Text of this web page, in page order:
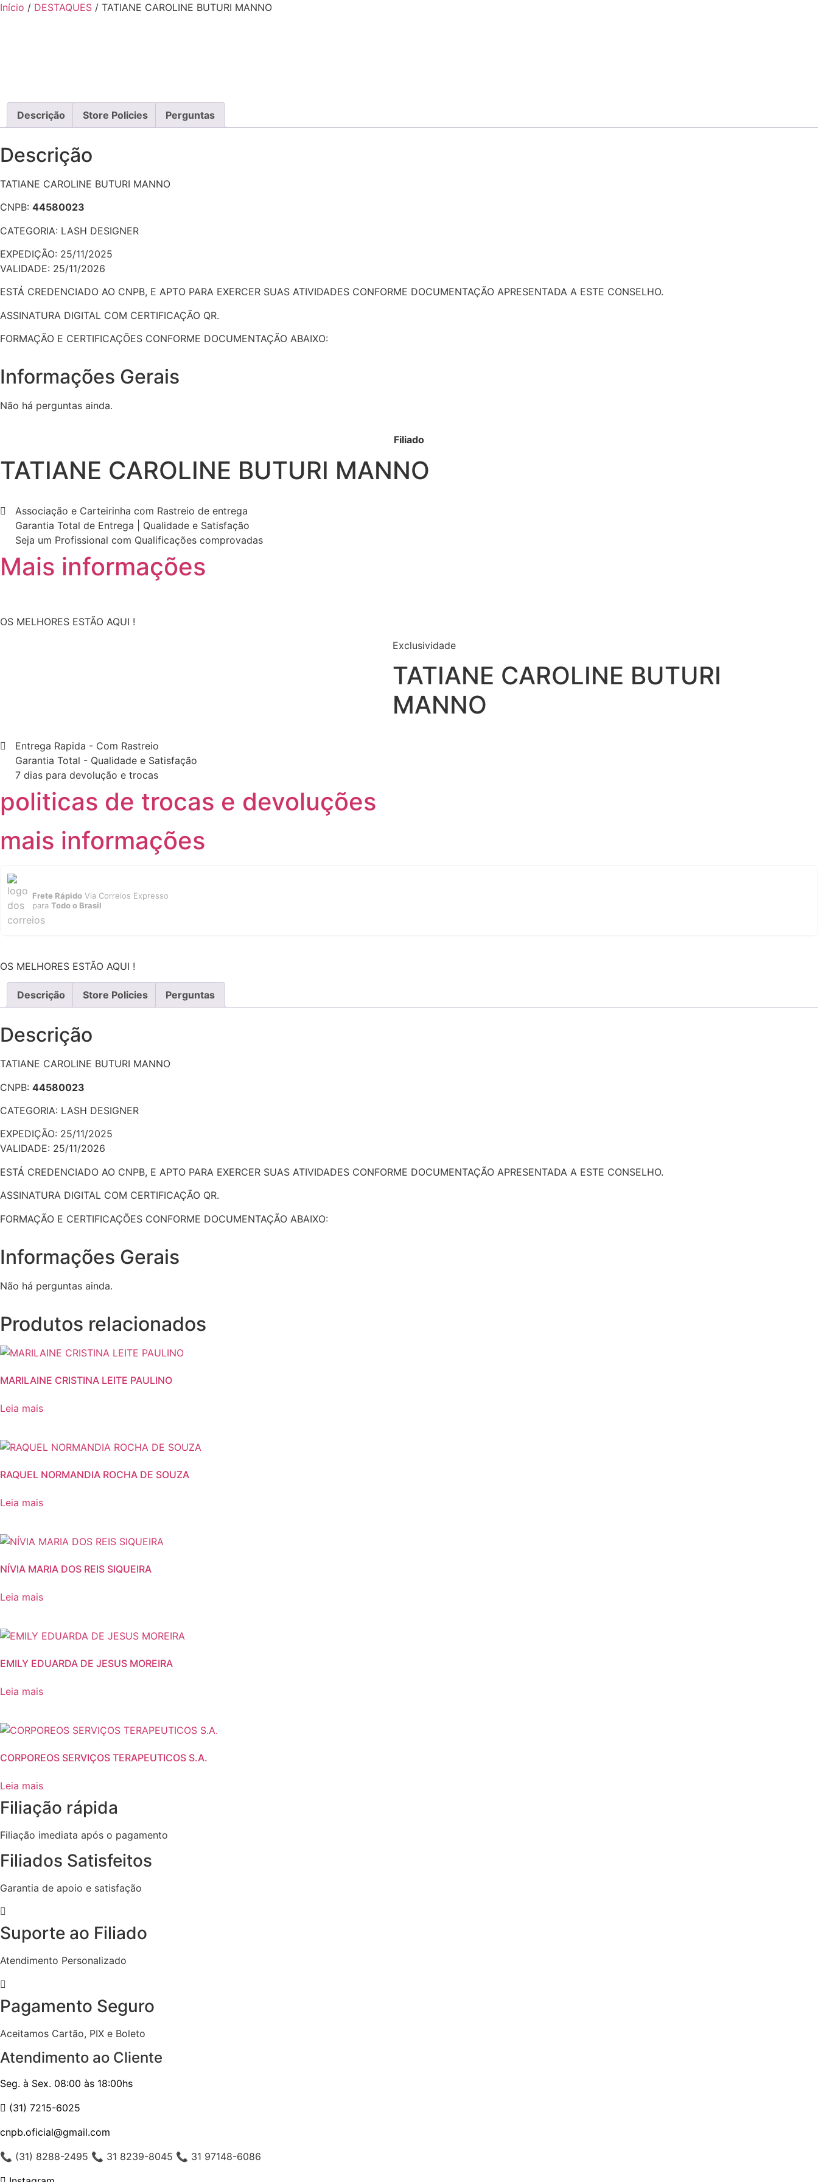
Ir
Início / DESTAQUES / TATIANE CAROLINE BUTURI MANNO
Descrição Store Policies Perguntas
Descrição
TATIANE CAROLINE BUTURI MANNO
CNPB: 44580023
CATEGORIA: LASH DESIGNER
EXPEDIÇÃO: 25/11/2025
VALIDADE: 25/11/2026
ESTÁ CREDENCIADO AO CNPB, E APTO PARA EXERCER SUAS ATIVIDADES CONFORME DOCUMENTAÇÃO APRESENTADA A ESTE CONSELHO.
ASSINATURA DIGITAL COM CERTIFICAÇÃO QR.
FORMAÇÃO E CERTIFICAÇÕES CONFORME DOCUMENTAÇÃO ABAIXO:
Informações Gerais
Não há perguntas ainda.
Filiado
TATIANE CAROLINE BUTURI MANNO
Associação e Carteirinha com Rastreio de entrega
Garantia Total de Entrega | Qualidade e Satisfação
Seja um Profissional com Qualificações comprovadas
Mais informações
OS MELHORES ESTÃO AQUI !
Exclusividade
TATIANE CAROLINE BUTURI
MANNO
Entrega Rapida - Com Rastreio
Garantia Total - Qualidade e Satisfação
7 dias para devolução e trocas
politicas de trocas e devoluções
mais informações
Frete Rápido Via Correios Expresso
para Todo o Brasil
OS MELHORES ESTÃO AQUI !
Descrição Store Policies Perguntas
Descrição
TATIANE CAROLINE BUTURI MANNO
CNPB: 44580023
CATEGORIA: LASH DESIGNER
EXPEDIÇÃO: 25/11/2025
VALIDADE: 25/11/2026
ESTÁ CREDENCIADO AO CNPB, E APTO PARA EXERCER SUAS ATIVIDADES CONFORME DOCUMENTAÇÃO APRESENTADA A ESTE CONSELHO.
ASSINATURA DIGITAL COM CERTIFICAÇÃO QR.
FORMAÇÃO E CERTIFICAÇÕES CONFORME DOCUMENTAÇÃO ABAIXO:
Informações Gerais
Não há perguntas ainda.
Produtos relacionados
MARILAINE CRISTINA LEITE PAULINO
Leia mais
RAQUEL NORMANDIA ROCHA DE SOUZA
Leia mais
NÍVIA MARIA DOS REIS SIQUEIRA
Leia mais
EMILY EDUARDA DE JESUS MOREIRA
Leia mais
CORPOREOS SERVIÇOS TERAPEUTICOS S.A.
Leia mais
Filiação rápida
Filiação imediata após o pagamento
Filiados Satisfeitos
Garantia de apoio e satisfação
Suporte ao Filiado
Atendimento Personalizado
Pagamento Seguro
Aceitamos Cartão, PIX e Boleto
Atendimento ao Cliente
Seg. à Sex. 08:00 às 18:00hs
(31) 7215-6025
cnpb.oficial@gmail.com
📞 (31) 8288-2495 📞 31 8239-8045 📞 31 97148-6086